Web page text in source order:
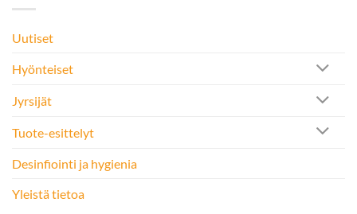
Uutiset
Hyönteiset
Jyrsijät
Tuote-esittelyt
Desinfiointi ja hygienia
Yleistä tietoa